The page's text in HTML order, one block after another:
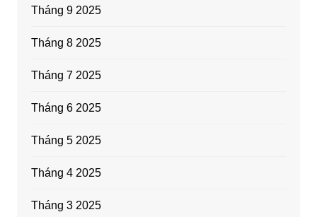
Tháng 9 2025
Tháng 8 2025
Tháng 7 2025
Tháng 6 2025
Tháng 5 2025
Tháng 4 2025
Tháng 3 2025